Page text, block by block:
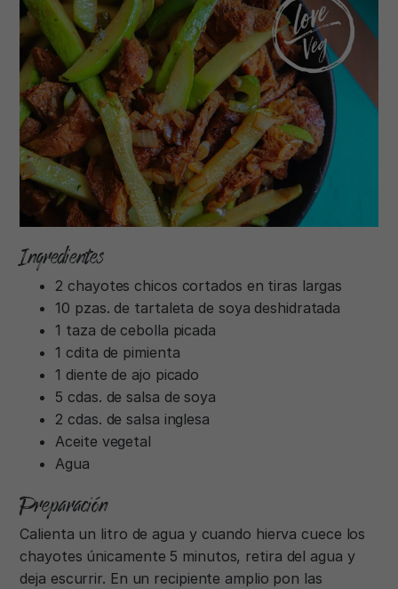
Ingredientes
2 chayotes chicos cortados en tiras largas
10 pzas. de tartaleta de soya deshidratada
1 taza de cebolla picada
1 cdita de pimienta
1 diente de ajo picado
5 cdas. de salsa de soya
2 cdas. de salsa inglesa
Aceite vegetal
Agua
Preparación
Calienta un litro de agua y cuando hierva cuece los
chayotes únicamente 5 minutos, retira del agua y
deja escurrir. En un recipiente amplio pon las